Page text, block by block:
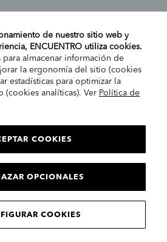
Todos los derechos reservados.
de nuestro sitio web y
ENCUENTRO utiliza cookies.
para almacenar información de
la ergonomía del sitio (cookies
estadísticas para optimizar la
analíticas). Ver Política de
COOKIES
OPCIONALES
COOKIES